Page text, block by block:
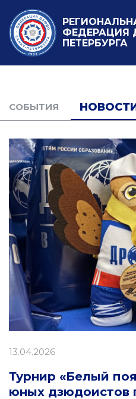
ФЕДЕРАЦИЯ
ПЕТЕРБУРГА
CОБЫТИЯ
13.04.2026
Турнир «Белый
юных